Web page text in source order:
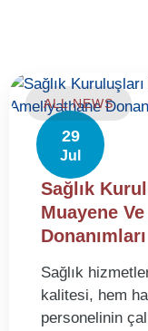
29
Jul
ALL NEWS
Sağlık
Muayene
Donanımları
Sağlık
kalitesi, hem
personelinin